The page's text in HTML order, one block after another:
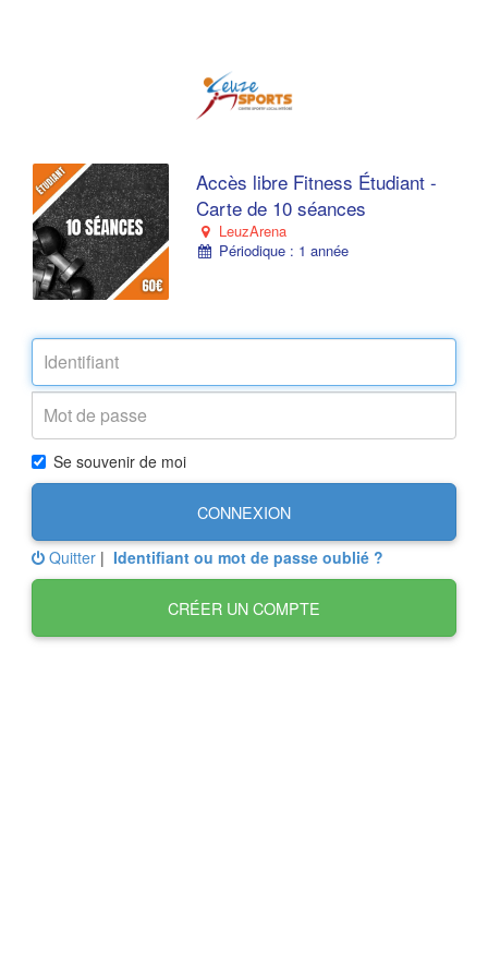
Accès libre Fitness Étudiant -
Carte de 10 séances
LeuzArena
Périodique : 1 année
Se souvenir de moi
CONNEXION
Quitter | Identifiant ou mot de passe oublié ?
CRÉER UN COMPTE